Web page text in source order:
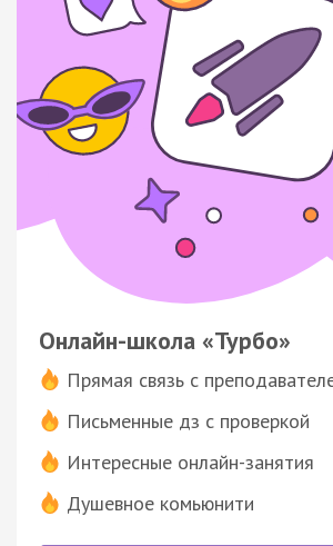
Онлайн-школа «Турбо»
Прямая связь с
Письменные дз с проверкой
Интересные онлайн-занятия
Душевное комьюнити